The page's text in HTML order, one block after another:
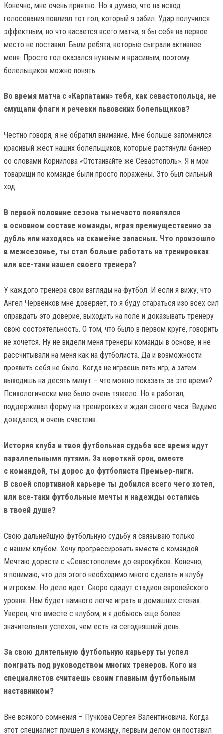
Конечно, мне очень приятно. Но я думаю, что на исход
голосования повлиял тот гол, который я забил. Удар получился
эффектным, но что касается всего матча, я бы себя на первое
место не поставил. Были ребята, которые сыграли активнее
меня. Просто гол оказался нужным и красивым, поэтому
болельщиков можно понять.
Во время матча с «Карпатами» тебя, как севастопольца, не
смущали флаги и речевки львовских болельщиков?
Честно говоря, я не обратил внимание. Мне больше запомнился
красивый жест наших болельщиков, которые растянули баннер
со словами Корнилова «Отстаивайте же Севастополь». Я и мои
товарищи по команде были просто поражены. Это был сильный
ход.
В первой половине сезона ты нечасто появлялся
в основном составе команды, играя преимущественно за
дубль или находясь на скамейке запасных. Что произошло
в межсезонье, ты стал больше работать на тренировках
или все-таки нашел своего тренера?
У каждого тренера свои взгляды на футбол. И если я вижу, что
Ангел Червенков мне доверяет, то я буду стараться изо всех сил
оправдать это доверие, выходить на поле и доказывать тренеру
свою состоятельность. О том, что было в первом круге, говорить
не хочется. Ну не видели меня тренеры команды в основе, и не
рассчитывали на меня как на футболиста. Да и возможности
проявить себя не было. Когда не играешь пять игр, а затем
выходишь на десять минут – что можно показать за это время?
Психологически мне было очень тяжело. Но я работал,
поддерживал форму на тренировках и ждал своего часа. Видимо
дождался, и очень счастлив.
История клуба и твоя футбольная судьба все время идут
параллельными путями. За короткий срок, вместе
с командой, ты дорос до футболиста Премьер-лиги.
В своей спортивной карьере ты добился всего чего хотел,
или все-таки футбольные мечты и надежды остались
в твоей душе?
Свою дальнейшую футбольную судьбу я связываю только
с нашим клубом. Хочу прогрессировать вместе с командой.
Мечтаю дорасти с «Севастополем» до еврокубков. Конечно,
я понимаю, что для этого необходимо много сделать и клубу
и игрокам. Но дело идет. Скоро сдадут стадион европейского
уровня. Нам будет намного легче играть в домашних стенах.
Уверен, что вместе с клубом, и я добьюсь еще более
значительных успехов, чем есть на сегодняшний день.
За свою длительную футбольную карьеру ты успел
поиграть под руководством многих тренеров. Кого из
специалистов считаешь своим главным футбольным
наставником?
Вне всякого сомнения – Пучкова Сергея Валентиновича. Когда
этот специалист пришел в команду, первым делом он поставил